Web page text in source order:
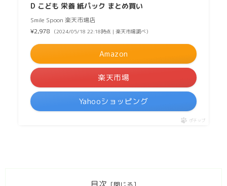
D こども 栄養 紙パック まとめ買い
Smile Spoon 楽天市場店
¥2,978
（2024/05/18 22:18時点 | 楽天市場調べ）
Amazon
楽天市場
Yahooショッピング
ポチップ